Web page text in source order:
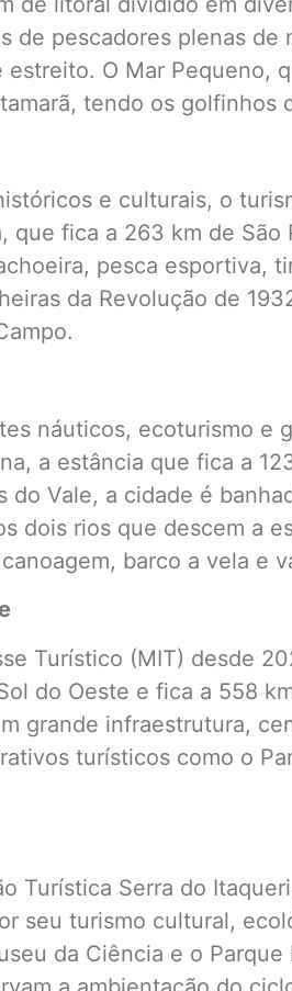
de pescadores plenas de
O Mar Pequeno,
tendo os golfinhos
e culturais, o
que fica a 263 km de São
pesca esportiva,
da Revolução de
náuticos, ecoturismo e
a estância que fica a
do Vale, a cidade é
dois rios que descem a
barco a vela e
Turístico (MIT) desde
do Oeste e fica a 558
grande infraestrutura,
turísticos como o
Turística Serra do
seu turismo cultural,
da Ciência e o